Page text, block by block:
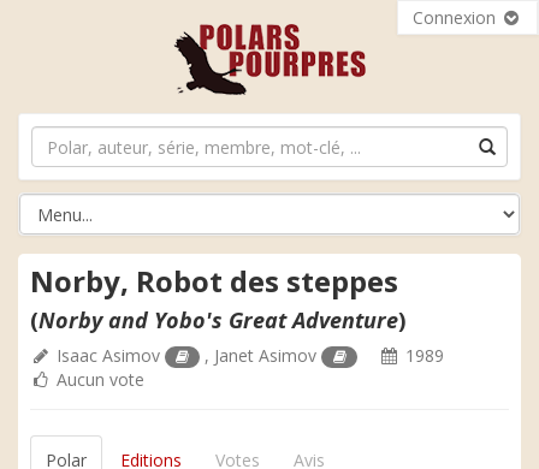
Connexion
Norby, Robot des steppes
(Norby and Yobo's Great Adventure)
Isaac Asimov , Janet Asimov
1989
Aucun vote
Polar Editions Votes Avis